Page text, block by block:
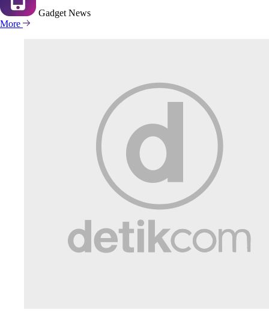
Gadget News
More